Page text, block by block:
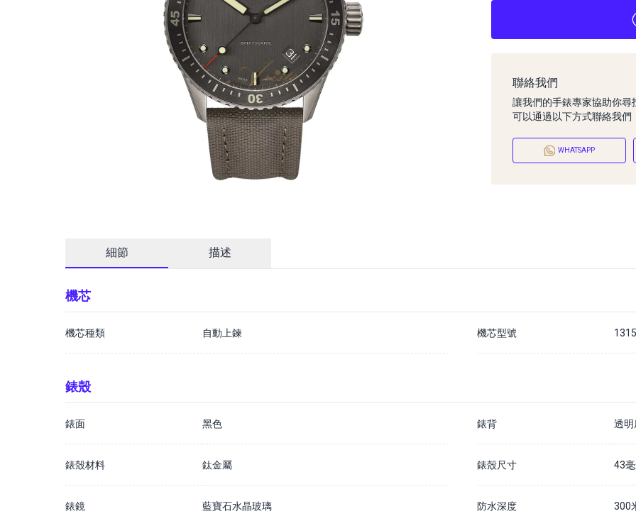
通常情況下，我們預計訂購時間為 7 - 14 個工作日內
詳情請瀏覽我們的預購訂金政策
聯絡我們
讓我們的手錶專家協助你尋
可以通過以下方式聯絡我們
WHATSAPP
細節 描述
機芯
機芯種類 自動上鍊 機芯型號 1315
錶殼
錶面 黑色 錶背 透
錶殼材料 鈦金屬 錶殼尺寸 43
錶鏡 藍寶石水晶玻璃 防水深度 300